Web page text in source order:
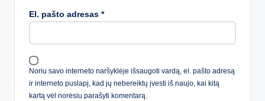
El. pašto adresas *
Noriu savo interneto naršyklėje išsaugoti vardą, el. pašto adresą
ir interneto puslapį, kad jų nebereiktų įvesti iš naujo, kai kitą
kartą vėl norėsiu parašyti komentarą.